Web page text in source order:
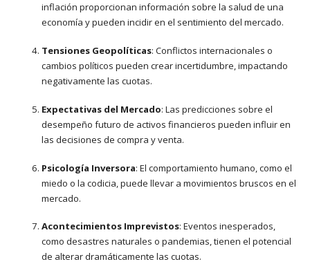
inflación proporcionan información sobre la salud de una
economía y pueden incidir en el sentimiento del mercado.
Tensiones Geopolíticas: Conflictos internacionales o
cambios políticos pueden crear incertidumbre, impactando
negativamente las cuotas.
Expectativas del Mercado: Las predicciones sobre el
desempeño futuro de activos financieros pueden influir en
las decisiones de compra y venta.
Psicología Inversora: El comportamiento humano, como el
miedo o la codicia, puede llevar a movimientos bruscos en el
mercado.
Acontecimientos Imprevistos: Eventos inesperados,
como desastres naturales o pandemias, tienen el potencial
de alterar dramáticamente las cuotas.